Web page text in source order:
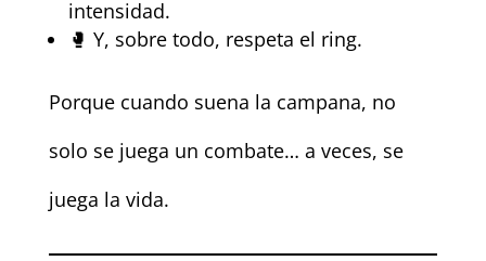
intensidad.
🥊 Y, sobre todo, respeta el ring.
Porque cuando suena la campana, no
solo se juega un combate… a veces, se
juega la vida.